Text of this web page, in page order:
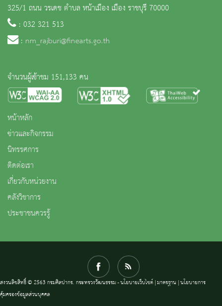
325/1 ถนน วรเดช ตำบล หน้าเมือง เมือง ราชบุรี 70000
: 032 321 513
: nm_rajburi@finearts.go.th
จำนวนผู้เข้าชม 151,133 คน
หน้าหลัก
ข่าวและกิจกรรม
นิทรรศการ
ติดต่อเรา
เกี่ยวกับหน่วยงาน
คลังวิชาการ
ประชาชนควรรู้
สงวนลิขสิทธิ์ © 2563 กรมศิลปากร. กระทรวงวัฒนธรรม -นโยบายเว็บไซต์|มาตรฐาน |นโยบายการ
คุ้มครองข้อมูลส่วนบุคคล